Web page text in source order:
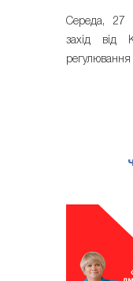
Середа, 27
захід від
регулювання